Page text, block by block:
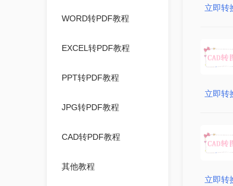
WORD转PDF教程
EXCEL转PDF教程
PPT转PDF教程
JPG转PDF教程
CAD转PDF教程
其他教程
立即转
立即转
立即转